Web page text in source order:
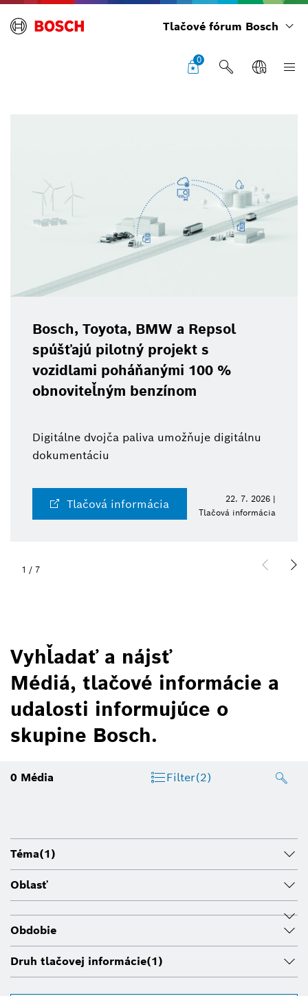
Tlačové fórum Bosch
0
Bosch, Toyota, BMW a Repsol
spúšťajú pilotný projekt s
vozidlami poháňanými 100 %
obnoviteľným benzínom
Digitálne dvojča paliva umožňuje digitálnu
dokumentáciu
Tlačová informácia
22. 7. 2026 |
Tlačová informácia
1 / 7
Vyhľadať a nájsť
Médiá, tlačové informácie a
udalosti informujúce o
skupine Bosch.
0 Média Filter(2)
Téma(1)
Oblasť
Obdobie
Druh tlačovej informácie(1)